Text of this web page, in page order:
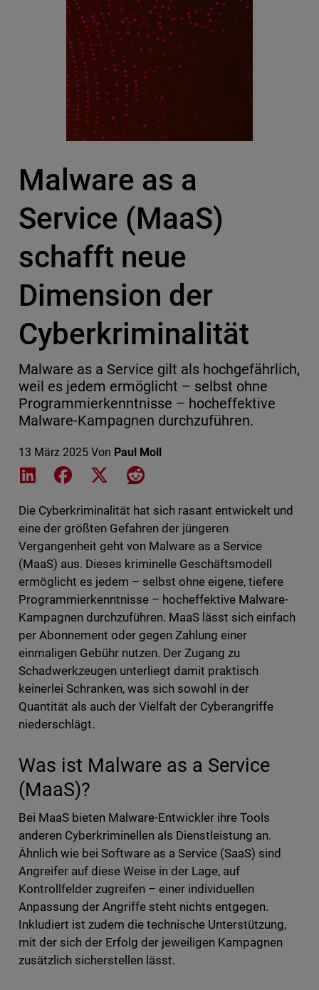
Malware as a
Service (MaaS)
schafft neue
Dimension der
Cyberkriminalität
Malware as a Service gilt als hochgefährlich,
weil es jedem ermöglicht – selbst ohne
Programmierkenntnisse – hocheffektive
Malware-Kampagnen durchzuführen.
13 März 2025 Von Paul Moll
Share on LinkedIn
Share on Facebook
Share on XShare on Reddit
Die Cyberkriminalität hat sich rasant entwickelt und
eine der größten Gefahren der jüngeren
Vergangenheit geht von Malware as a Service
(MaaS) aus. Dieses kriminelle Geschäftsmodell
ermöglicht es jedem – selbst ohne eigene, tiefere
Programmierkenntnisse – hocheffektive Malware-
Kampagnen durchzuführen. MaaS lässt sich einfach
per Abonnement oder gegen Zahlung einer
einmaligen Gebühr nutzen. Der Zugang zu
Schadwerkzeugen unterliegt damit praktisch
keinerlei Schranken, was sich sowohl in der
Quantität als auch der Vielfalt der Cyberangriffe
niederschlägt.
Was ist Malware as a Service
(MaaS)?
Bei MaaS bieten Malware-Entwickler ihre Tools
anderen Cyberkriminellen als Dienstleistung an.
Ähnlich wie bei Software as a Service (SaaS) sind
Angreifer auf diese Weise in der Lage, auf
Kontrollfelder zugreifen – einer individuellen
Anpassung der Angriffe steht nichts entgegen.
Inkludiert ist zudem die technische Unterstützung,
mit der sich der Erfolg der jeweiligen Kampagnen
zusätzlich sicherstellen lässt.